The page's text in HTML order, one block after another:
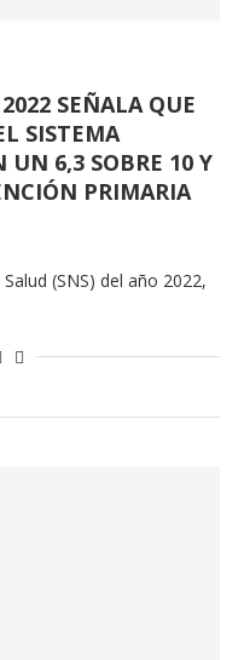
SEÑALA QUE
SISTEMA
UN 6,3 SOBRE 10 Y
PRIMARIA
(SNS) del año 2022,